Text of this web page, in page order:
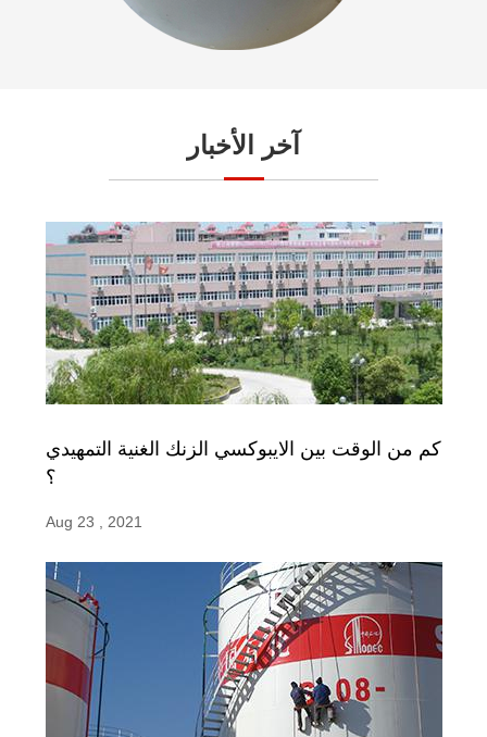
آخر الأخبار
كم من الوقت بين الايبوكسي الزنك الغنية التمهيدي
؟
Aug 23 , 2021